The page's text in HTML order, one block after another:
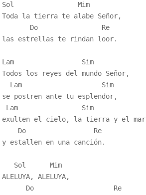
Sol                Mim
Toda la tierra te alabe Señor,
       Do                Re
las estrellas te rindan loor.
Lam                 Sim
Todos los reyes del mundo Señor,
  Lam                    Sim
se postren ante tu esplendor,
Lam                Sim
exulten el cielo, la tierra y el mar
    Do                 Re
y estallen en una canción.
   Sol      Mim
ALELUYA, ALELUYA,
      Do                    Re